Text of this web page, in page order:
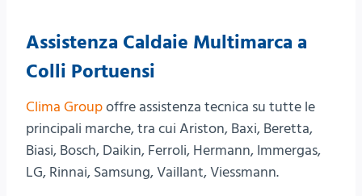
Assistenza Caldaie Multimarca a
Colli Portuensi
Clima Groupoffre assistenza tecnica su tutte le
principali marche, tra cui Ariston, Baxi, Beretta,
Biasi, Bosch, Daikin, Ferroli, Hermann, Immergas,
LG, Rinnai, Samsung, Vaillant, Viessmann.